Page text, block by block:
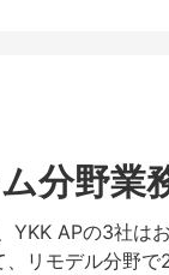
分野業
YKK APの3社は
、リモデル分野